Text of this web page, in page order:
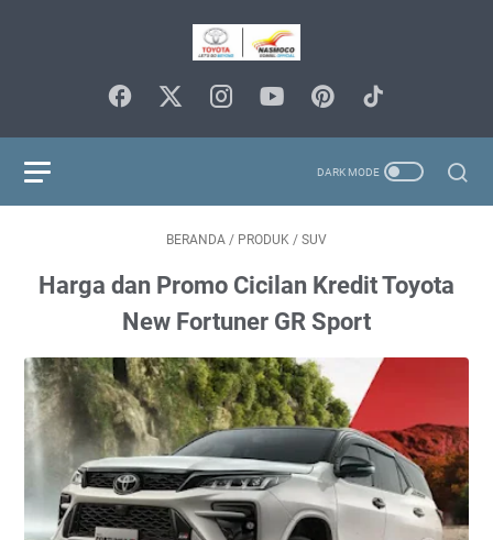
BERANDA / PRODUK / SUV
Harga dan Promo Cicilan Kredit Toyota
New Fortuner GR Sport